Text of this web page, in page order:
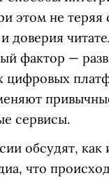
этом не теряя
доверия
фактор —
цифровых
сервисы.
обсудят, как
что